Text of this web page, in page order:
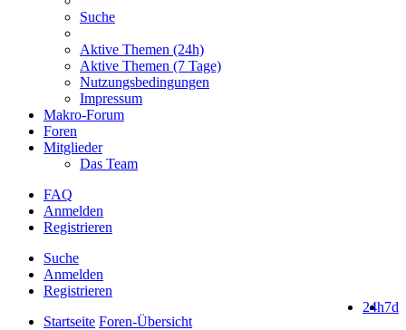
Suche
Aktive Themen (24h)
Aktive Themen (7 Tage)
Nutzungsbedingungen
Impressum
Makro-Forum
Foren
Mitglieder
Das Team
FAQ
Anmelden
Registrieren
Suche
Anmelden
Registrieren
7d
24h
Startseite Foren-Übersicht